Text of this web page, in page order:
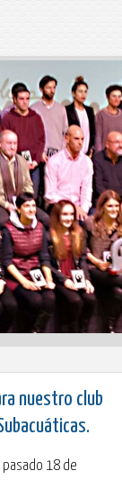
nuestro club
pasado 18 de